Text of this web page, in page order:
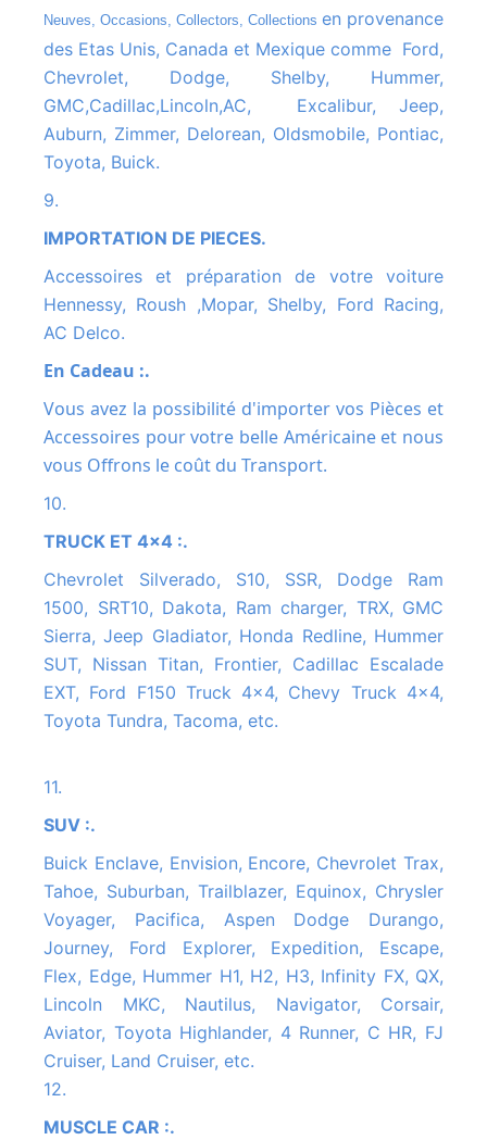
Neuves, Occasions, Collectors, Collections en provenance
des Etas Unis, Canada et Mexique comme Ford,
Chevrolet, Dodge, Shelby, Hummer,
GMC,Cadillac,Lincoln,AC, Excalibur, Jeep,
Auburn, Zimmer, Delorean, Oldsmobile, Pontiac,
Toyota, Buick.
9.
IMPORTATION DE PIECES.
Accessoires et préparation de votre voiture
Hennessy, Roush ,Mopar, Shelby, Ford Racing,
AC Delco.
En Cadeau :.
Vous avez la possibilité d'importer vos Pièces et
Accessoires pour votre belle Américaine et nous
vous Offrons le coût du Transport.
10.
TRUCK ET 4x4 :.
Chevrolet Silverado, S10, SSR, Dodge Ram
1500, SRT10, Dakota, Ram charger, TRX, GMC
Sierra, Jeep Gladiator, Honda Redline, Hummer
SUT, Nissan Titan, Frontier, Cadillac Escalade
EXT, Ford F150 Truck 4x4, Chevy Truck 4x4,
Toyota Tundra, Tacoma, etc.
11.
SUV :.
Buick Enclave, Envision, Encore, Chevrolet Trax,
Tahoe, Suburban, Trailblazer, Equinox, Chrysler
Voyager, Pacifica, Aspen Dodge Durango,
Journey, Ford Explorer, Expedition, Escape,
Flex, Edge, Hummer H1, H2, H3, Infinity FX, QX,
Lincoln MKC, Nautilus, Navigator, Corsair,
Aviator, Toyota Highlander, 4 Runner, C HR, FJ
Cruiser, Land Cruiser, etc.
12.
MUSCLE CAR :.